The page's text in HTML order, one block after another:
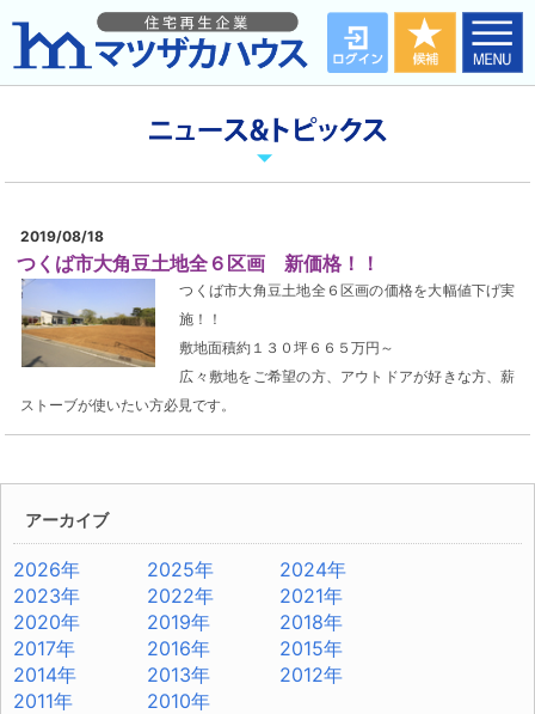
2019/08/18
つくば市大角豆土地全６区画 新価格！！
つくば市大角豆土地全６区画の価格を大幅値下げ実
施！！
敷地面積約１３０坪６６５万円～
広々敷地をご希望の方、アウトドアが好きな方、薪
ストーブが使いたい方必見です。
アーカイブ
2026年 2025年
2024年
2023年
2022年
2021年
2020年
2019年
2018年
2017年
2016年
2015年
2014年
2013年
2012年
2011年
2010年